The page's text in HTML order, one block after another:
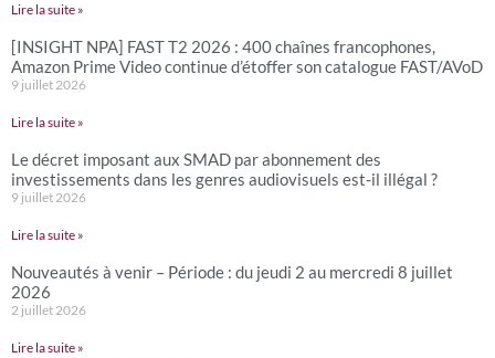
Lire la suite »
[INSIGHT NPA] FAST T2 2026 : 400 chaînes francophones,
Amazon Prime Video continue d’étoffer son catalogue FAST/AVoD
9 juillet 2026
Lire la suite »
Le décret imposant aux SMAD par abonnement des
investissements dans les genres audiovisuels est-il illégal ?
9 juillet 2026
Lire la suite »
Nouveautés à venir – Période : du jeudi 2 au mercredi 8 juillet
2026
2 juillet 2026
Lire la suite »